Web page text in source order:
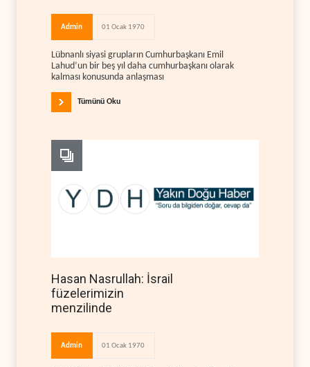
Admin 01 Ocak 1970
Lübnanlı siyasi grupların Cumhurbaşkanı Emil
Lahud’un bir beş yıl daha cumhurbaşkanı olarak
kalması konusunda anlaşması
Tümünü Oku
Hasan Nasrullah: İsrail
füzelerimizin
menzilinde
Admin 01 Ocak 1970